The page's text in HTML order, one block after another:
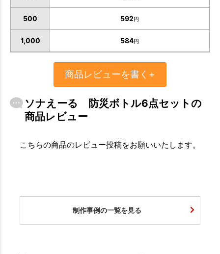
500 592円
1,000 584円
商品レビューを書く+
ソナえーる 防災ボトル6点セットの
商品レビュー
こちらの商品のレビュー投稿をお願いいたします。
制作事例の一覧を見る